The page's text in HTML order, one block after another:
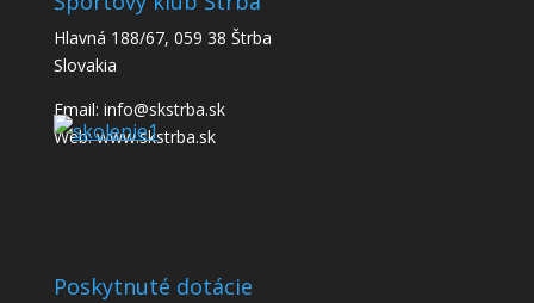
Hlavná 188/67, 059 38 Štrba
Slovakia
Email: info@skstrba.sk
Web: www.skstrba.sk
Poskytnuté dotácie